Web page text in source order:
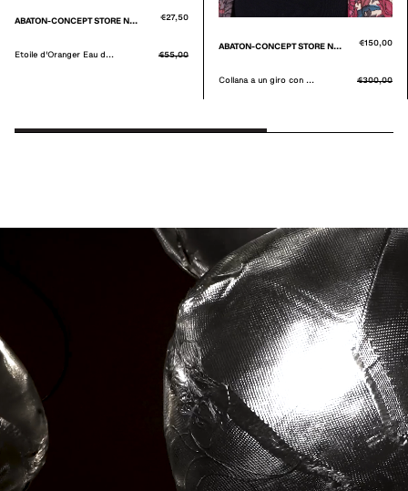
ABATON-CONCEPT STORE N... €27,50
Etoile d'Oranger Eau d... €55,00
ABATON-CONCEPT STORE N... €150,00
Collana a un giro con ... €300,00